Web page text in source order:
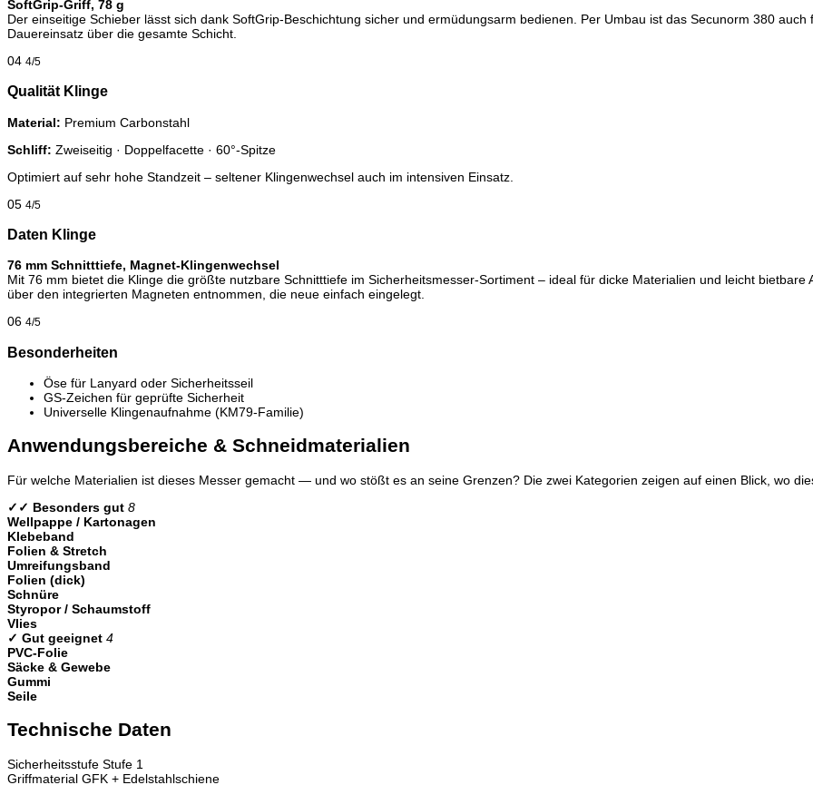
SoftGrip-Griff, 78 g
Der einseitige Schieber lässt sich dank SoftGrip-Beschichtung sicher und ermüdungsarm bedienen. Per Umbau ist das Secunorm 380
Dauereinsatz über die gesamte Schicht.
04 4/5
Qualität Klinge
Material: Premium Carbonstahl
Schliff: Zweiseitig · Doppelfacette · 60°-Spitze
Optimiert auf sehr hohe Standzeit – seltener Klingenwechsel auch im intensiven Einsatz.
05 4/5
Daten Klinge
76 mm Schnitttiefe, Magnet-Klingenwechsel
Mit 76 mm bietet die Klinge die größte nutzbare Schnitttiefe im Sicherheitsmesser-Sortiment – ideal für dicke Materialien und leicht
über den integrierten Magneten entnommen, die neue einfach eingelegt.
06 4/5
Besonderheiten
Öse für Lanyard oder Sicherheitsseil
GS-Zeichen für geprüfte Sicherheit
Universelle Klingenaufnahme (KM79-Familie)
Anwendungsbereiche & Schneidmaterialien
Für welche Materialien ist dieses Messer gemacht — und wo stößt es an seine Grenzen? Die zwei Kategorien zeigen auf einen Blick, wo
✓✓ Besonders gut 8
Wellpappe / Kartonagen
Klebeband
Folien & Stretch
Umreifungsband
Folien (dick)
Schnüre
Styropor / Schaumstoff
Vlies
✓ Gut geeignet 4
PVC-Folie
Säcke & Gewebe
Gummi
Seile
Technische Daten
Sicherheitsstufe Stufe 1
Griffmaterial GFK + Edelstahlschiene